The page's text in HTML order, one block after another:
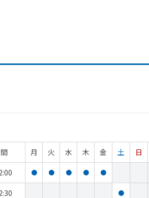
月 火 水 木 金 土
日
● ● ● ● ●
●